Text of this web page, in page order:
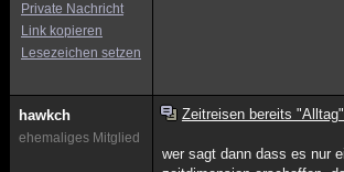
Private Nachricht
Link kopieren
Lesezeichen setzen
hawkch
ehemaliges Mitglied
Zeitreisen bereits
wer sagt dann dass es nur